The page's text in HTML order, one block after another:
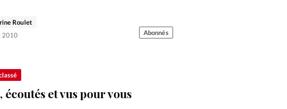
Roulet
2010
Abonnés
écoutés et vus pour vous